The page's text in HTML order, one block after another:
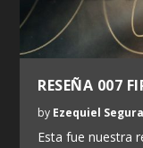
RESEÑA 007
by Ezequiel Segura
Esta fue nuestra